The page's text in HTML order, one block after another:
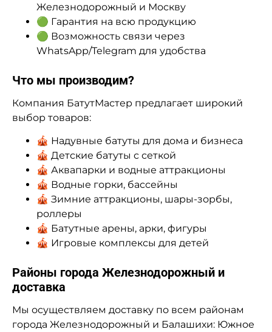
Железнодорожный и Москву
🟢 Гарантия на всю продукцию
🟢 Возможность связи через
WhatsApp/Telegram для удобства
Что мы производим?
Компания БатутМастер предлагает широкий
выбор товаров:
🎪 Надувные батуты для дома и бизнеса
🎪 Детские батуты с сеткой
🎪 Аквапарки и водные аттракционы
🎪 Водные горки, бассейны
🎪 Зимние аттракционы, шары-зорбы,
роллеры
🎪 Батутные арены, арки, фигуры
🎪 Игровые комплексы для детей
Районы города Железнодорожный и
доставка
Мы осуществляем доставку по всем районам
города Железнодорожный и Балашихи: Южное